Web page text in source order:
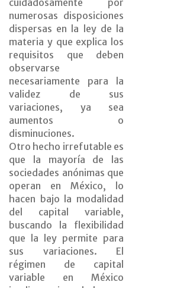
cuidadosamente por
numerosas disposiciones
dispersas en la ley de la
materia y que explica los
requisitos que deben
observarse
necesariamente para la
validez de sus
variaciones, ya sea
aumentos o
disminuciones.
Otro hecho irrefutable es
que la mayoría de las
sociedades anónimas que
operan en México, lo
hacen bajo la modalidad
del capital variable,
buscando la flexibilidad
que la ley permite para
sus variaciones. El
régimen de capital
variable en México